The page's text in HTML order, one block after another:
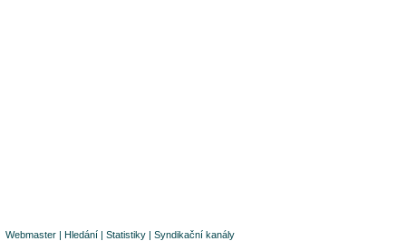
Webmaster | Hledání | Statistiky | Syndikační kanály